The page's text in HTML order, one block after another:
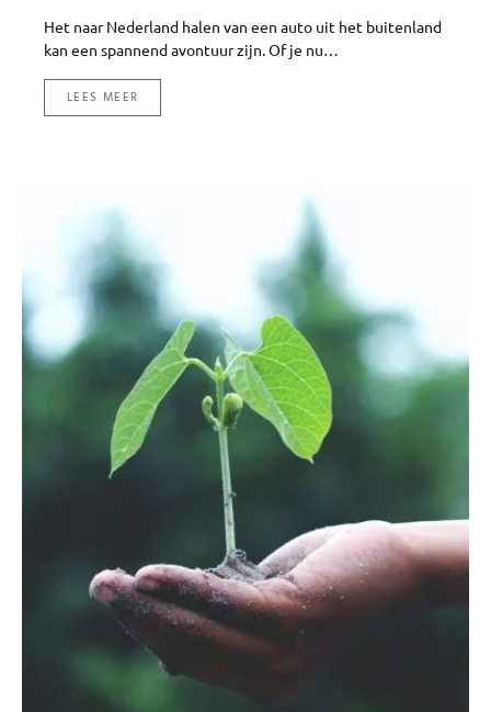
Het naar Nederland halen van een auto uit het buitenland
kan een spannend avontuur zijn. Of je nu…
LEES MEER